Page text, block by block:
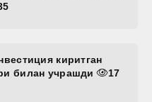
киритган
билан учрашди
17